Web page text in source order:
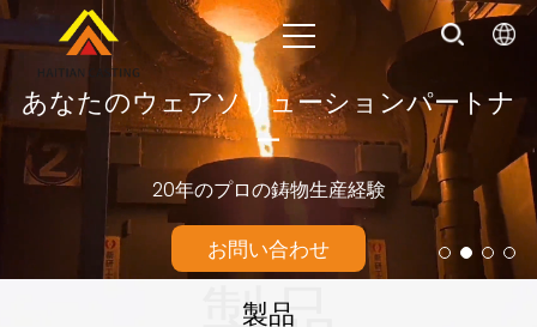
あなたのウェアソリューションパートナ
ー
20年のプロの鋳物生産経験
お問い合わせ
製品